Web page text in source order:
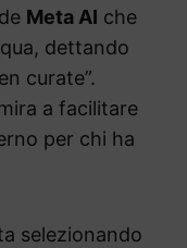
Meta AI che
dettando
curate”.
a facilitare
per chi ha
selezionando